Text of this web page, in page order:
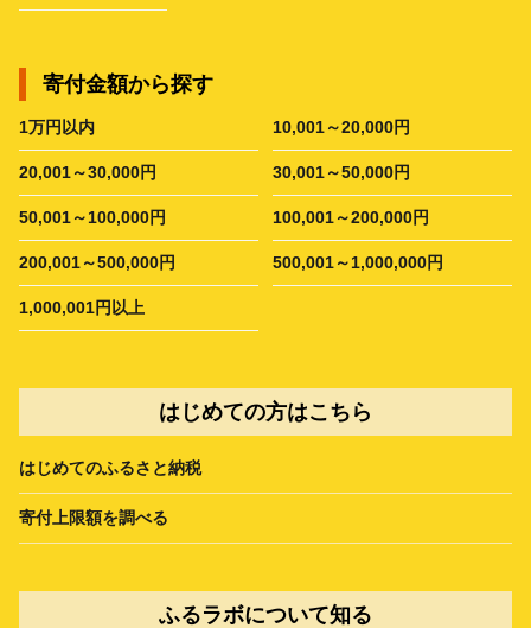
寄付金額から探す
1万円以内 10,001～20,000円
20,001～30,000円 30,001～50,000円
50,001～100,000円 100,001～200,000円
200,001～500,000円 500,001～1,000,000円
1,000,001円以上
はじめての方はこちら
はじめてのふるさと納税
寄付上限額を調べる
ふるラボについて知る